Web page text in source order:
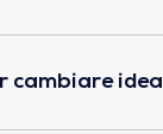
cambiare idea